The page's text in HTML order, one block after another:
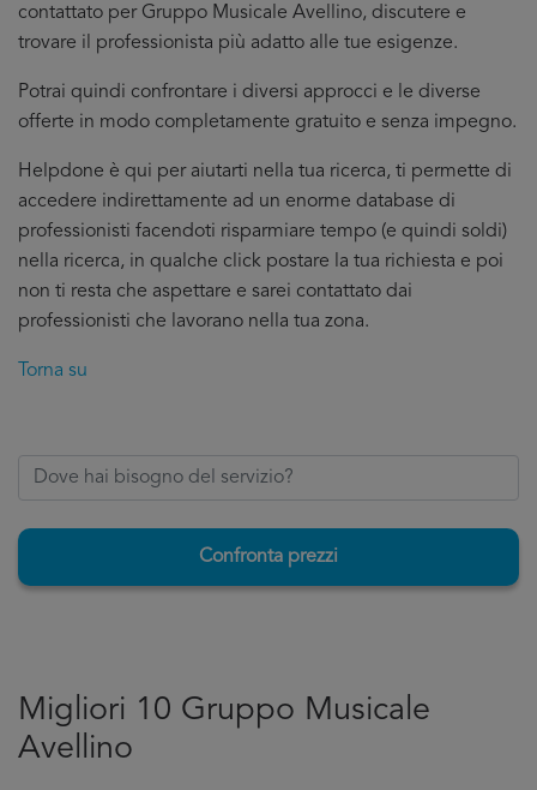
contattato per Gruppo Musicale Avellino, discutere e
trovare il professionista più adatto alle tue esigenze.
Potrai quindi confrontare i diversi approcci e le diverse
offerte in modo completamente gratuito e senza impegno.
Helpdone è qui per aiutarti nella tua ricerca, ti permette di
accedere indirettamente ad un enorme database di
professionisti facendoti risparmiare tempo (e quindi soldi)
nella ricerca, in qualche click postare la tua richiesta e poi
non ti resta che aspettare e sarei contattato dai
professionisti che lavorano nella tua zona.
Torna su
Confronta prezzi
Migliori 10 Gruppo Musicale
Avellino